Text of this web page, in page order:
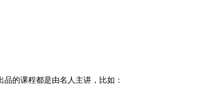
的课程都是由名人主讲，比如：